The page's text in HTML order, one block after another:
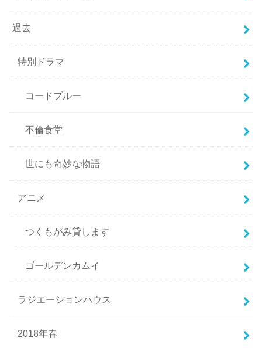
過去
特別ドラマ
コードブルー
不倫食堂
世にも奇妙な物語
アニメ
つくもがみ貸します
ゴールデンカムイ
ラジエーションハウス
2018年春